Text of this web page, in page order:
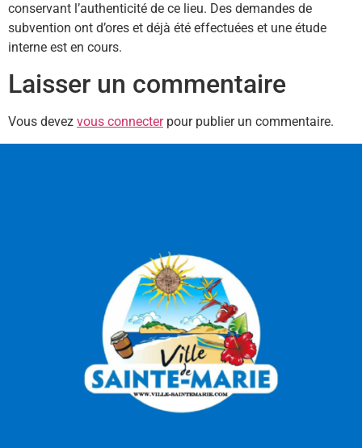
conservant l’authenticité de ce lieu. Des demandes de
subvention ont d’ores et déjà été effectuées et une étude
interne est en cours.
Laisser un commentaire
Vous devez vous connecterpour publier un commentaire.